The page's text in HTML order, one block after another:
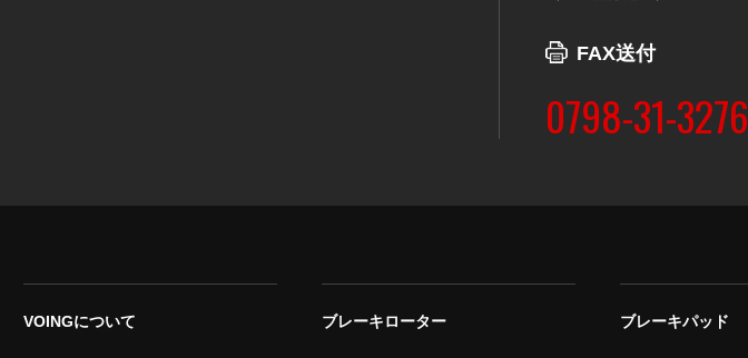
FAX送付
0798-31-3276
VOINGについて ブレーキローター ブレーキパッド